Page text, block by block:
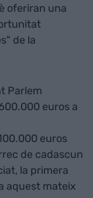
oferiran una
de la
Parlem
euros a
euros
de cadascun
la primera
aquest mateix